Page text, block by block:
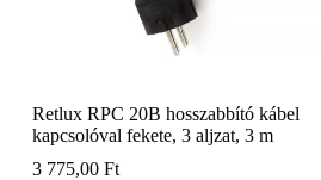
Retlux RPC 20B hosszabbító kábel
kapcsolóval fekete, 3 aljzat, 3 m
3 775,00 Ft